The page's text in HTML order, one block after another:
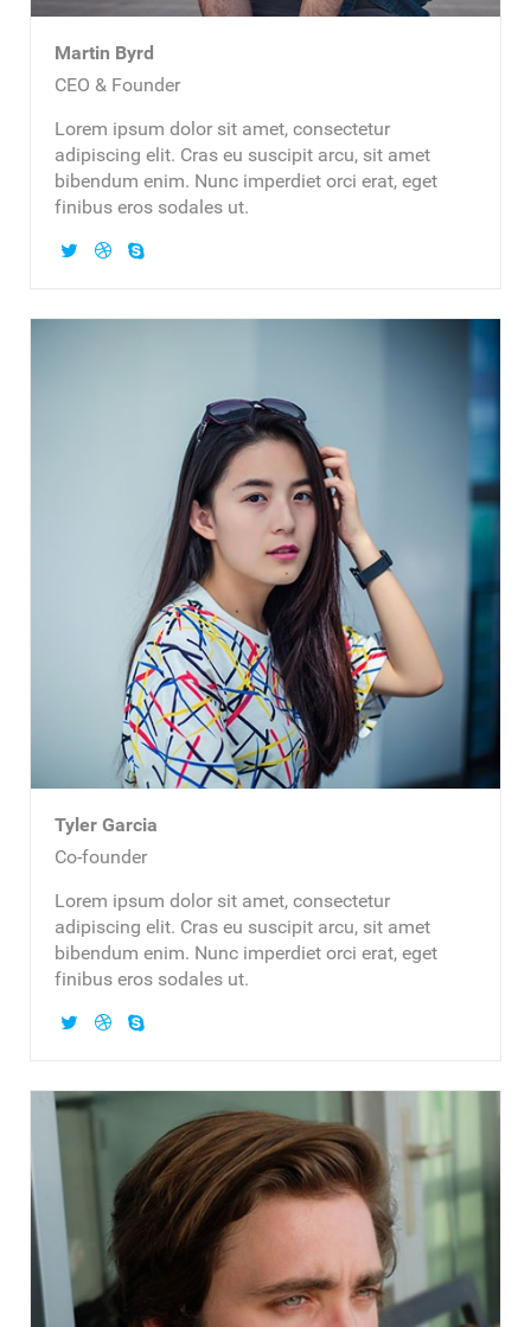
Martin Byrd
CEO & Founder
Lorem ipsum dolor sit amet, consectetur
adipiscing elit. Cras eu suscipit arcu, sit amet
bibendum enim. Nunc imperdiet orci erat, eget
finibus eros sodales ut.
Tyler Garcia
Co-founder
Lorem ipsum dolor sit amet, consectetur
adipiscing elit. Cras eu suscipit arcu, sit amet
bibendum enim. Nunc imperdiet orci erat, eget
finibus eros sodales ut.